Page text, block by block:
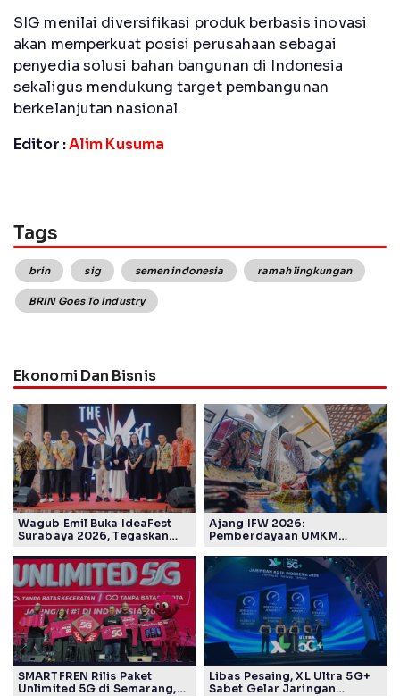
SIG menilai diversifikasi produk berbasis inovasi
akan memperkuat posisi perusahaan sebagai
penyedia solusi bahan bangunan di Indonesia
sekaligus mendukung target pembangunan
berkelanjutan nasional.
Editor :Alim Kusuma
Tags
brin sig semen indonesia ramah lingkungan
BRIN Goes To Industry
Ekonomi Dan Bisnis
Wagub Emil Buka IdeaFest
Surabaya 2026, Tegaskan
Timur
Ajang IFW 2026:
Pemberdayaan UMKM
Kelompok Disabilitas dan
Keberlanjutan
SMARTFREN Rilis Paket
Unlimited 5G di Semarang,
Libas Pesaing, XL Ultra 5G+
Sabet Gelar Jaringan